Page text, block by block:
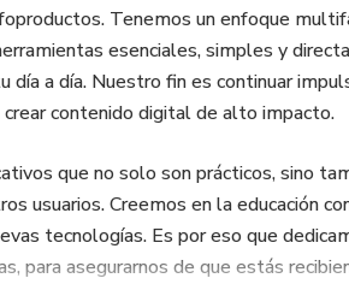
a la comunidad tras la compra.
construir un negocio digital rentable,
Tenemos un enfoque
esenciales, simples y
día a día. Nuestro fin es continuar
contenido digital de alto impacto.
que no solo son prácticos, sino
usuarios. Creemos en la educación
tecnologías. Es por eso que
para asegurarnos de que estás